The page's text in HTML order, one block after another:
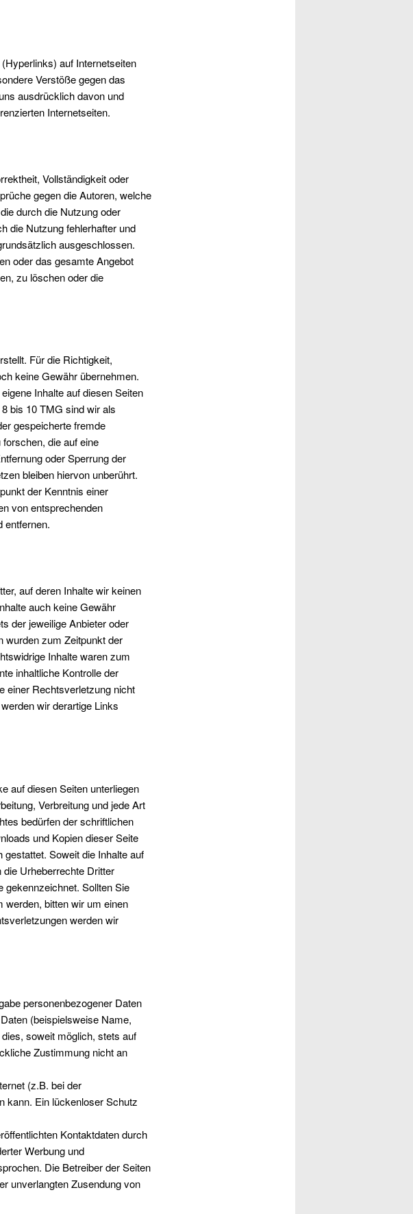
auf Internetseiten
Verstöße gegen das
ausdrücklich davon und
Internetseiten.
Vollständigkeit oder
gegen die Autoren, welche
durch die Nutzung oder
die Nutzung fehlerhafter und
ausgeschlossen.
oder das gesamte Angebot
zu löschen oder die
Für die Richtigkeit,
keine Gewähr übernehmen.
Inhalte auf diesen Seiten
bis 10 TMG sind wir als
gespeicherte fremde
die auf eine
oder Sperrung der
bleiben hiervon unberührt.
der Kenntnis einer
von entsprechenden
entfernen.
auf deren Inhalte wir keinen
auch keine Gewähr
der jeweilige Anbieter oder
wurden zum Zeitpunkt der
Inhalte waren zum
inhaltliche Kontrolle der
einer Rechtsverletzung nicht
wir derartige Links
auf diesen Seiten unterliegen
Verbreitung und jede Art
bedürfen der schriftlichen
und Kopien dieser Seite
Soweit die Inhalte auf
Urheberrechte Dritter
gekennzeichnet. Sollten Sie
bitten wir um einen
werden wir
personenbezogener Daten
(beispielsweise Name,
soweit möglich, stets auf
Zustimmung nicht an
(z.B. bei der
kann. Ein lückenloser Schutz
Kontaktdaten durch
Werbung und
Die Betreiber der Seiten
unverlangten Zusendung von